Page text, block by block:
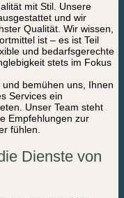
mit Stil. Unsere
und wir
Qualität. Wir wissen,
ist – es ist Teil
und bedarfsgerechte
stets im Fokus
bemühen uns, Ihnen
Services ein
Unser Team steht
Empfehlungen zur
fühlen.
Dienste von